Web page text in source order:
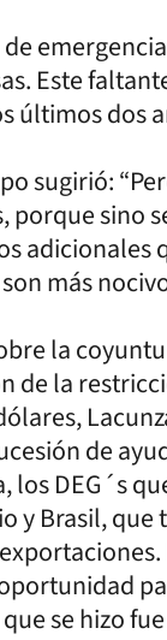
Este
últimos dos
sugirió:
porque sino
adicionales
más
la
de la
de
los DEG´s
y Brasil, que
se hizo